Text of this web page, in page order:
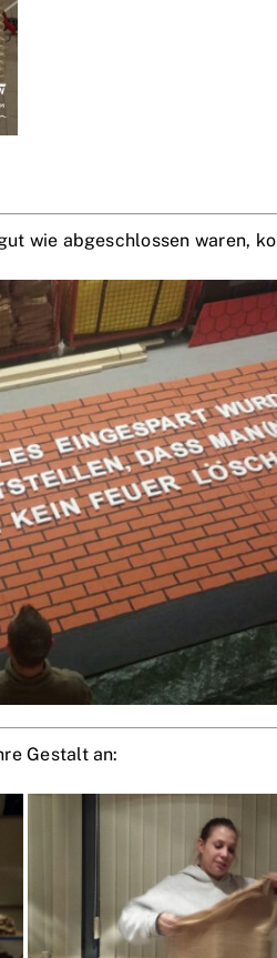
wie abgeschlossen waren,
Gestalt an: